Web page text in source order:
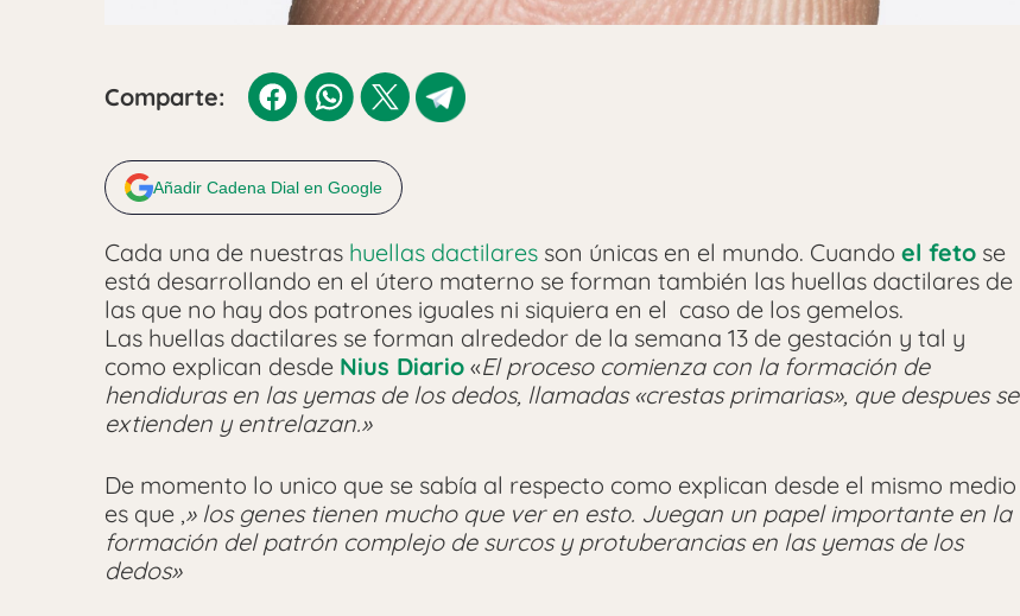
Comparte:
Añadir Cadena Dial en Google
Cada una de nuestras huellas dactilares son únicas en el mundo. Cuando el feto se
está desarrollando en el útero materno se forman también las huellas dactilares de
las que no hay dos patrones iguales ni siquiera en el caso de los gemelos.
Las huellas dactilares se forman alrededor de la semana 13 de gestación y tal y
como explican desde Nius Diario «El proceso comienza con la formación de
hendiduras en las yemas de los dedos, llamadas «crestas primarias», que despues se
extienden y entrelazan.»
De momento lo unico que se sabía al respecto como explican desde el mismo medio
es que ,» los genes tienen mucho que ver en esto. Juegan un papel importante en la
formación del patrón complejo de surcos y protuberancias en las yemas de los
dedos»